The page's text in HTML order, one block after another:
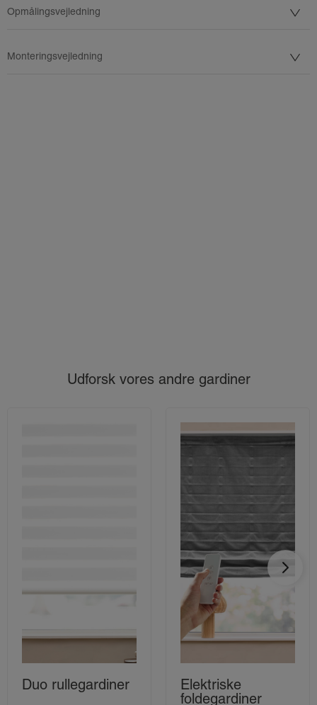
Opmålingsvejledning
Monteringsvejledning
Udforsk vores andre gardiner
Duo rullegardiner
Elektriske
foldegardiner